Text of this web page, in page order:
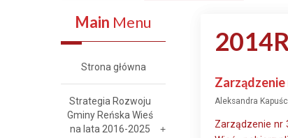
Zarządzenie
Aleksandra
Zarządzenie nr
Main Menu
Strona główna
Strategia Rozwoju
Gminy Reńska Wieś
na lata 2016-2025